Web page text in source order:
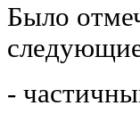
Было
-